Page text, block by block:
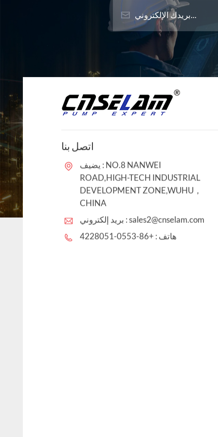
اتصل بنا
يضيف : NO.8 NANWEI
ROAD,HIGH-TECH INDUSTRIAL
DEVELOPMENT ZONE,WUHU，
CHINA
بريد إلكتروني :sales2@cnselam.com
هاتف : +86-0553-4228051